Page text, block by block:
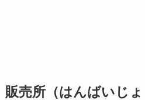
販売所（はんばいじ